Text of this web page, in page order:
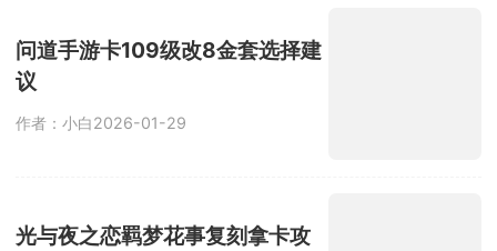
问道手游卡109级改8金套选择建
议
作者：小白2026-01-29
光与夜之恋羁梦花事复刻拿卡攻